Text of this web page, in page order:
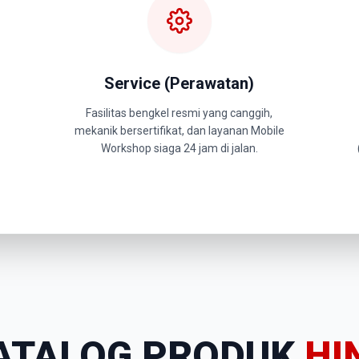
Service (Perawatan)
Fasilitas bengkel resmi yang canggih,
mekanik bersertifikat, dan layanan Mobile
Workshop siaga 24 jam di jalan.